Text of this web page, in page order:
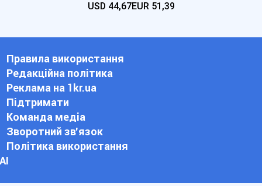
USD 44,67EUR 51,39
Правила використання
Редакційна політика
Реклама на 1kr.ua
Підтримати
Команда медіа
Зворотний зв'язок
Політика використання
АІ